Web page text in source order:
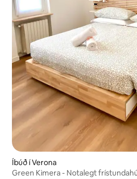
Íbúð í Verona
Green Kimera - Notalegt